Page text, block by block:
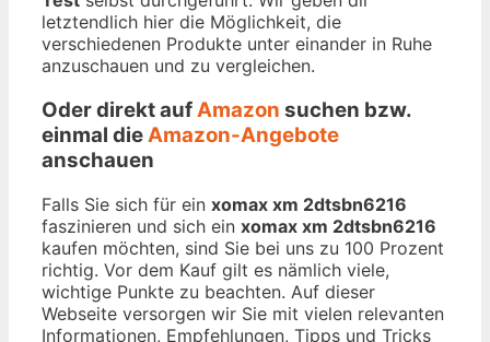
letztendlich hier die Möglichkeit, die
verschiedenen Produkte unter einander in Ruhe
anzuschauen und zu vergleichen.
Oder direkt aufAmazon suchen bzw.
einmal dieAmazon-Angebote
anschauen
Falls Sie sich für ein xomax xm 2dtsbn6216
faszinieren und sich ein xomax xm 2dtsbn6216
kaufen möchten, sind Sie bei uns zu 100 Prozent
richtig. Vor dem Kauf gilt es nämlich viele,
wichtige Punkte zu beachten. Auf dieser
Webseite versorgen wir Sie mit vielen relevanten
Informationen, Empfehlungen, Tipps und Tricks